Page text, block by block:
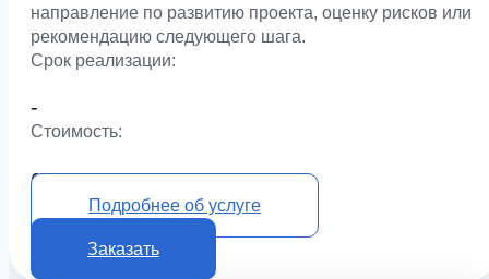
направление по развитию проекта, оценку рисков или
рекомендацию следующего шага.
Срок реализации:
-
Cтоимость:
0 ₽
Подробнее об услуге
Заказать